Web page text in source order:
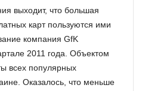
выходит, что большая
карт пользуются ими
компания GfK
2011 года. Объектом
всех популярных
Оказалось, что меньше